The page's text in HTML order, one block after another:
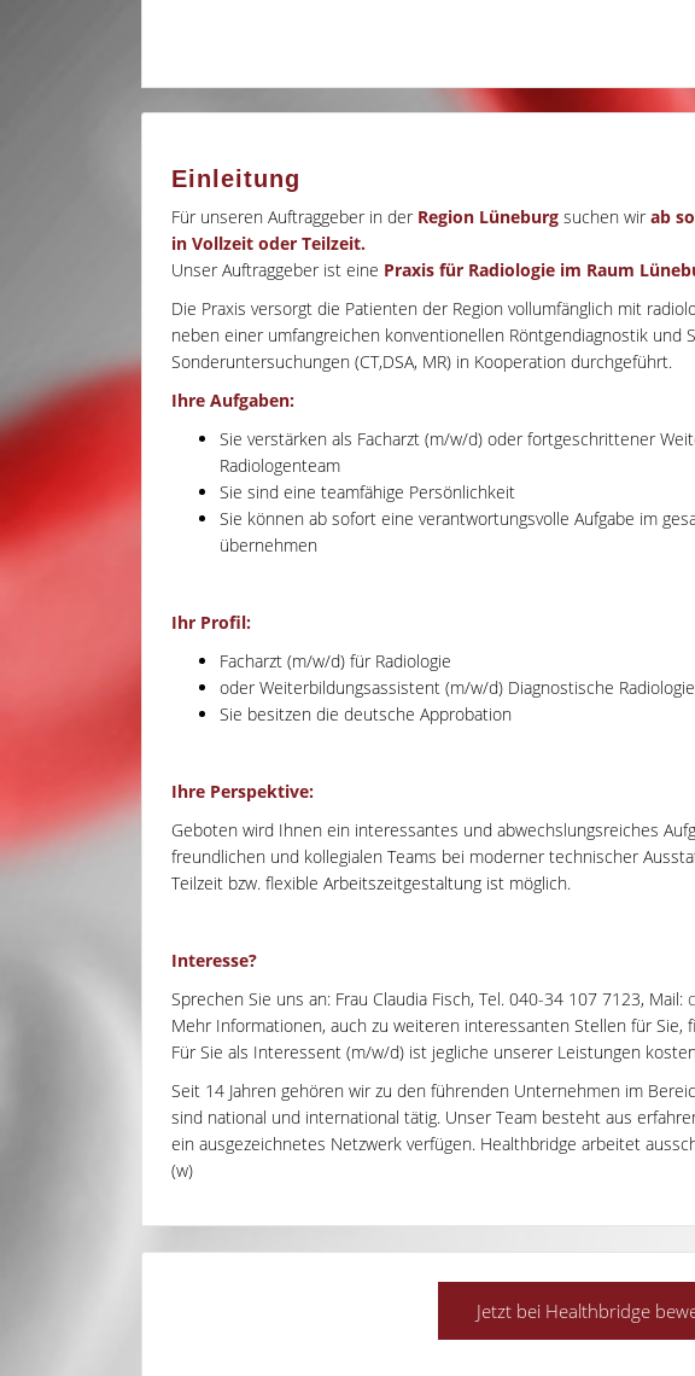
Einleitung
Für unseren Auftraggeber in der Region Lüneburg suchen wir ab
in Vollzeit oder Teilzeit.
Unser Auftraggeber ist eine Praxis für Radiologie im Raum
Die Praxis versorgt die Patienten der Region vollumfänglich mit
neben einer umfangreichen konventionellen Röntgendiagnostik und
Sonderuntersuchungen (CT,DSA, MR) in Kooperation durchgeführt.
Ihre Aufgaben:
Sie verstärken als Facharzt (m/w/d) oder fortgeschrittener
Radiologenteam
Sie sind eine teamfähige Persönlichkeit
Sie können ab sofort eine verantwortungsvolle Aufgabe im
übernehmen
Ihr Profil:
Facharzt (m/w/d) für Radiologie
oder Weiterbildungsassistent (m/w/d) Diagnostische
Sie besitzen die deutsche Approbation
Ihre Perspektive:
Geboten wird Ihnen ein interessantes und abwechslungsreiches
freundlichen und kollegialen Teams bei moderner technischer
Teilzeit bzw. flexible Arbeitszeitgestaltung ist möglich.
Interesse?
Sprechen Sie uns an: Frau Claudia Fisch, Tel. 040-34 107 7123, Mail:
Mehr Informationen, auch zu weiteren interessanten Stellen für Sie,
Für Sie als Interessent (m/w/d) ist jegliche unserer Leistungen
Seit 14 Jahren gehören wir zu den führenden Unternehmen im
sind national und international tätig. Unser Team besteht aus
ein ausgezeichnetes Netzwerk verfügen. Healthbridge arbeitet
(w)